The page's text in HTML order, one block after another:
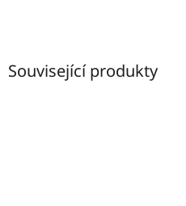
Související produkty